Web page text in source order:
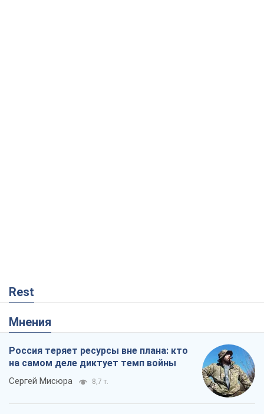
Rest
Мнения
Россия теряет ресурсы вне плана: кто
на самом деле диктует темп войны
Сергей Мисюра 8,7 т.